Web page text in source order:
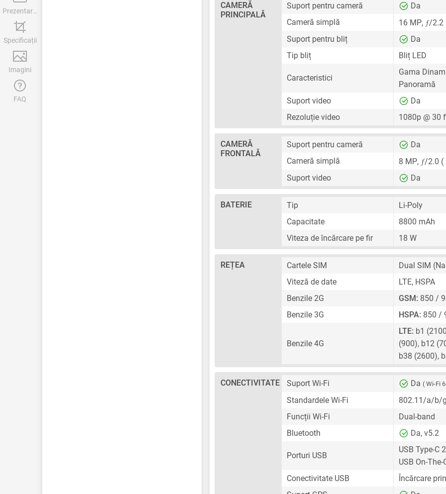
CAMERĂ
PRINCIPALĂ
Suport pentru cameră
Da
Cameră simplă
16 MP, ƒ/2.2
Suport pentru bliț
Da
Tip bliț
Bliț LED
Caracteristici
Gama
Panoramă
Suport video
Da
Rezoluție video
1080p @ 30
CAMERĂ
FRONTALĂ
Suport pentru cameră
Da
Cameră simplă
8 MP, ƒ/2.0 (
Suport video
Da
BATERIE Tip
Li-Poly
Capacitate
8800 mAh
Viteza de încărcare pe fir
18 W
REȚEA Cartele SIM Dual SIM
Viteză de date
LTE, HSPA
Benzile 2G
GSM: 850 /
Benzile 3G
HSPA: 850 /
Benzile 4G
LTE: b1
(900), b12
b38 (2600),
CONECTIVITATE Suport Wi-Fi Da ( Wi-Fi
Standardele Wi-Fi
802.11/a/b/
Funcții Wi-Fi
Dual-band
Bluetooth
Da, v5.2
Porturi USB
USB Type-C
USB On-The-
Conectivitate USB
Încărcare
Prezentare generală
Specificații
Imagini
FAQ